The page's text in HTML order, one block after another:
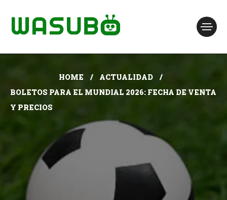
HOME
ACTUALIDAD
BOLETOS PARA EL MUNDIAL 2026: FECHA DE VENTA
Y PRECIOS